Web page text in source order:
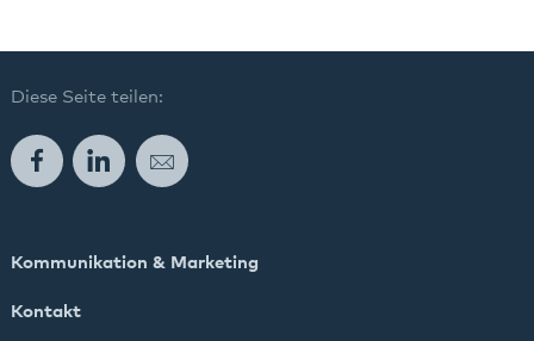
Diese Seite teilen:
FacebookLinkedInE-Mail
Kommunikation & Marketing
Kontakt